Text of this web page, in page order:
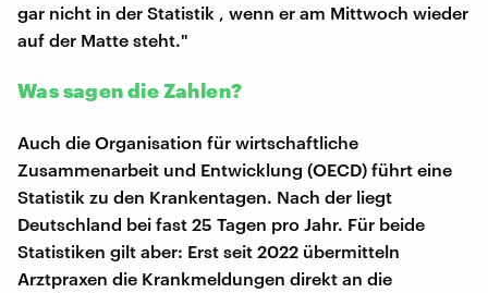
gar nicht in der Statistik , wenn er am Mittwoch wieder
auf der Matte steht."
Was sagen die Zahlen?
Auch die Organisation für wirtschaftliche
Zusammenarbeit und Entwicklung (OECD) führt eine
Statistik zu den Krankentagen. Nach der liegt
Deutschland bei fast 25 Tagen pro Jahr. Für beide
Statistiken gilt aber: Erst seit 2022 übermitteln
Arztpraxen die Krankmeldungen direkt an die